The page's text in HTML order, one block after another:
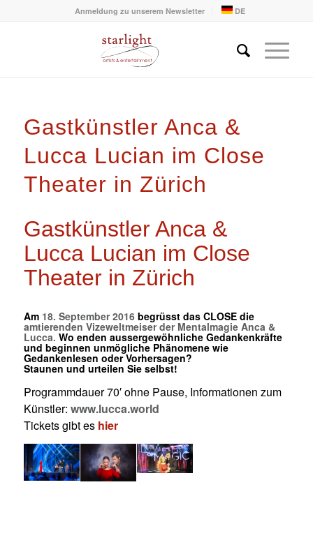
Anmeldung zu unserem Newsletter DE
Gastkünstler Anca &
Lucca Lucian im Close
Theater in Zürich
Gastkünstler Anca &
Lucca Lucian im Close
Theater in Zürich
Am 18. September 2016begrüsst das CLOSE die
amtierenden Vizeweltmeiser der Mentalmagie Anca &
Lucca. Wo enden aussergewöhnliche Gedankenkräfte
und beginnen unmögliche Phänomene wie
Gedankenlesen oder Vorhersagen?
Staunen und urteilen Sie selbst!
Programmdauer 70′ ohne Pause, Informationen zum
Künstler: www.lucca.world
Tickets gibt es hier